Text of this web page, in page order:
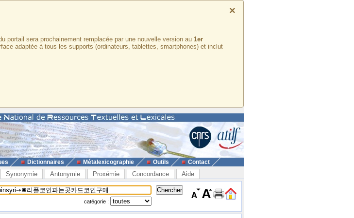
×
sera prochainement remplacée par une nouvelle version au 1er
adaptée à tous les supports (ordinateurs, tablettes, smartphones) et inclut
Dictionnaires Métalexicographie Outils Contact
Synonymie Antonymie Proxémie Concordance Aide
catégorie :